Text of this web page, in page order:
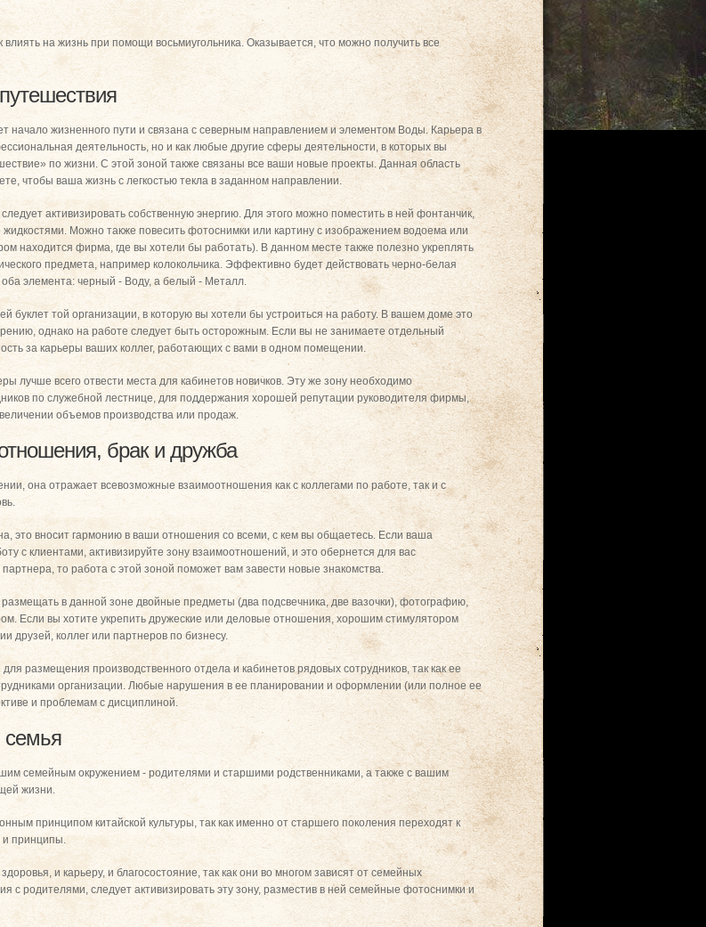
на жизнь при помощи восьмиугольника. Оказывается, что можно получить все
начало жизненного пути и связана с северным направлением и элементом Воды. Карьера в
деятельность, но и как любые другие сферы деятельности, в которых вы
по жизни. С этой зоной также связаны все ваши новые проекты. Данная область
чтобы ваша жизнь с легкостью текла в заданном направлении.
активизировать собственную энергию. Для этого можно поместить в ней фонтанчик,
Можно также повесить фотоснимки или картину с изображением водоема или
находится фирма, где вы хотели бы работать). В данном месте также полезно укреплять
предмета, например колокольчика. Эффективно будет действовать черно-белая
оба элемента: черный - Воду, а белый - Металл.
буклет той организации, в которую вы хотели бы устроиться на работу. В вашем доме это
однако на работе следует быть осторожным. Если вы не занимаете отдельный
за карьеры ваших коллег, работающих с вами в одном помещении.
лучше всего отвести места для кабинетов новичков. Эту же зону необходимо
по служебной лестнице, для поддержания хорошей репутации руководителя фирмы,
объемов производства или продаж.
брак и дружба
она отражает всевозможные взаимоотношения как с коллегами по работе, так и с
это вносит гармонию в ваши отношения со всеми, с кем вы общаетесь. Если ваша
с клиентами, активизируйте зону взаимоотношений, и это обернется для вас
то работа с этой зоной поможет вам завести новые знакомства.
в данной зоне двойные предметы (два подсвечника, две вазочки), фотографию,
Если вы хотите укрепить дружеские или деловые отношения, хорошим стимулятором
коллег или партнеров по бизнесу.
размещения производственного отдела и кабинетов рядовых сотрудников, так как ее
организации. Любые нарушения в ее планировании и оформлении (или полное ее
и проблемам с дисциплиной.
семейным окружением - родителями и старшими родственниками, а также с вашим
жизни.
принципом китайской культуры, так как именно от старшего поколения переходят к
и принципы.
и карьеру, и благосостояние, так как они во многом зависят от семейных
с родителями, следует активизировать эту зону, разместив в ней семейные фотоснимки и